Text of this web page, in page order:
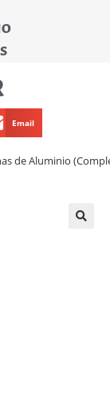
Email
de Aluminio